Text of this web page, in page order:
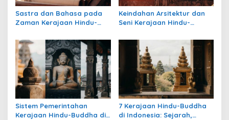
Sastra dan Bahasa pada
Zaman Kerajaan Hindu-
Keindahan Arsitektur dan
Seni Kerajaan Hindu-
Warisan Megah yang Abadi
Sistem Pemerintahan
Kerajaan Hindu-Buddha di
7 Kerajaan Hindu-Buddha
di Indonesia: Sejarah,